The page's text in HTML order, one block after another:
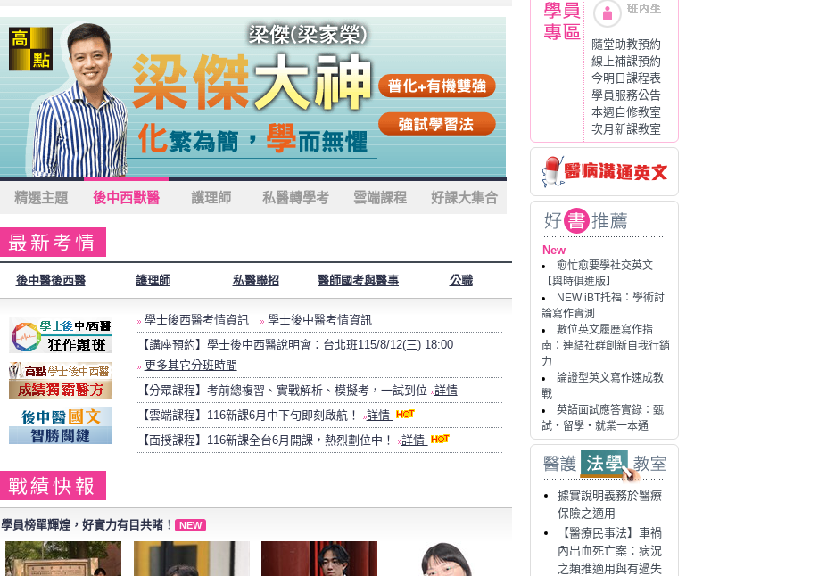
隨堂助教預約
線上補課預約
今明日課程表
學員服務公告
本週自修教室
次月新課教室
New
愈忙愈要學社交英文
【與時俱進版】
NEW iBT托福：學術討
論寫作實測
數位英文履歷寫作指
南：連結社群創新自我行銷
力
論證型英文寫作速成教
戰
英語面試應答實錄：甄
試・留學・就業一本通
據實說明義務於醫療
保險之適用
【醫療民事法】車禍
內出血死亡案：病況
之類推適用與有過失
精選主題 後中西獸醫 護理師 私醫轉學考 雲端課程 好課大集合
最新考情
後中醫後西醫 護理師 私醫聯招 醫師國考與醫事 公職
學士後西醫考情資訊
學士後中醫考情資訊
【講座預約】學士後中西醫說明會：台北班115/8/12(三) 18:00
更多其它分班時間
【分眾課程】考前總複習、實戰解析、模擬考，一試到位 詳情
【雲端課程】116新課6月中下旬即刻啟航！
詳情
【面授課程】116新課全台6月開課，熱烈劃位中！
詳情
戰績快報
學員榜單輝煌，好實力有目共睹！ NEW